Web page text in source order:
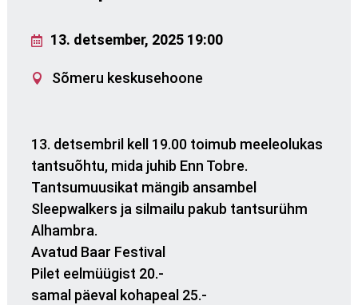
13. detsember, 2025 19:00
Sõmeru keskusehoone
13. detsembril kell 19.00 toimub meeleolukas
tantsuõhtu, mida juhib Enn Tobre.
Tantsumuusikat mängib ansambel
Sleepwalkers ja silmailu pakub tantsurühm
Alhambra.
Avatud Baar Festival
Pilet eelmüügist 20.-
samal päeval kohapeal 25.-